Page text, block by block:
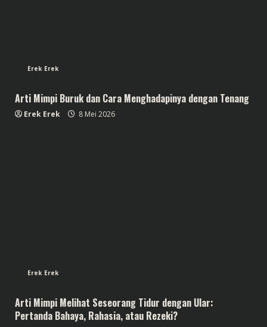
Erek Erek
Arti Mimpi Buruk dan Cara Menghadapinya dengan Tenang
Erek Erek 8 Mei 2026
Erek Erek
Arti Mimpi Melihat Seseorang Tidur dengan Ular:
Pertanda Bahaya, Rahasia, atau Rezeki?